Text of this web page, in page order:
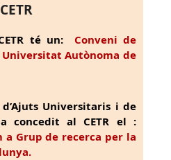
té un: Conveni de
Universitat Autònoma de
d’Ajuts Universitaris i de
concedit al CETR el :
a Grup de recerca per la